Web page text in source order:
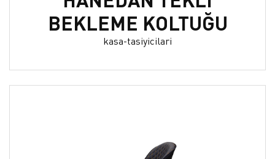
BEKLEME KOLTUĞU
kasa-tasiyicilari